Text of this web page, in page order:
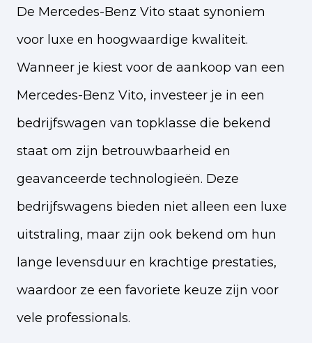
De Mercedes-Benz Vito staat synoniem
voor luxe en hoogwaardige kwaliteit.
Wanneer je kiest voor de aankoop van een
Mercedes-Benz Vito, investeer je in een
bedrijfswagen van topklasse die bekend
staat om zijn betrouwbaarheid en
geavanceerde technologieën. Deze
bedrijfswagens bieden niet alleen een luxe
uitstraling, maar zijn ook bekend om hun
lange levensduur en krachtige prestaties,
waardoor ze een favoriete keuze zijn voor
vele professionals.